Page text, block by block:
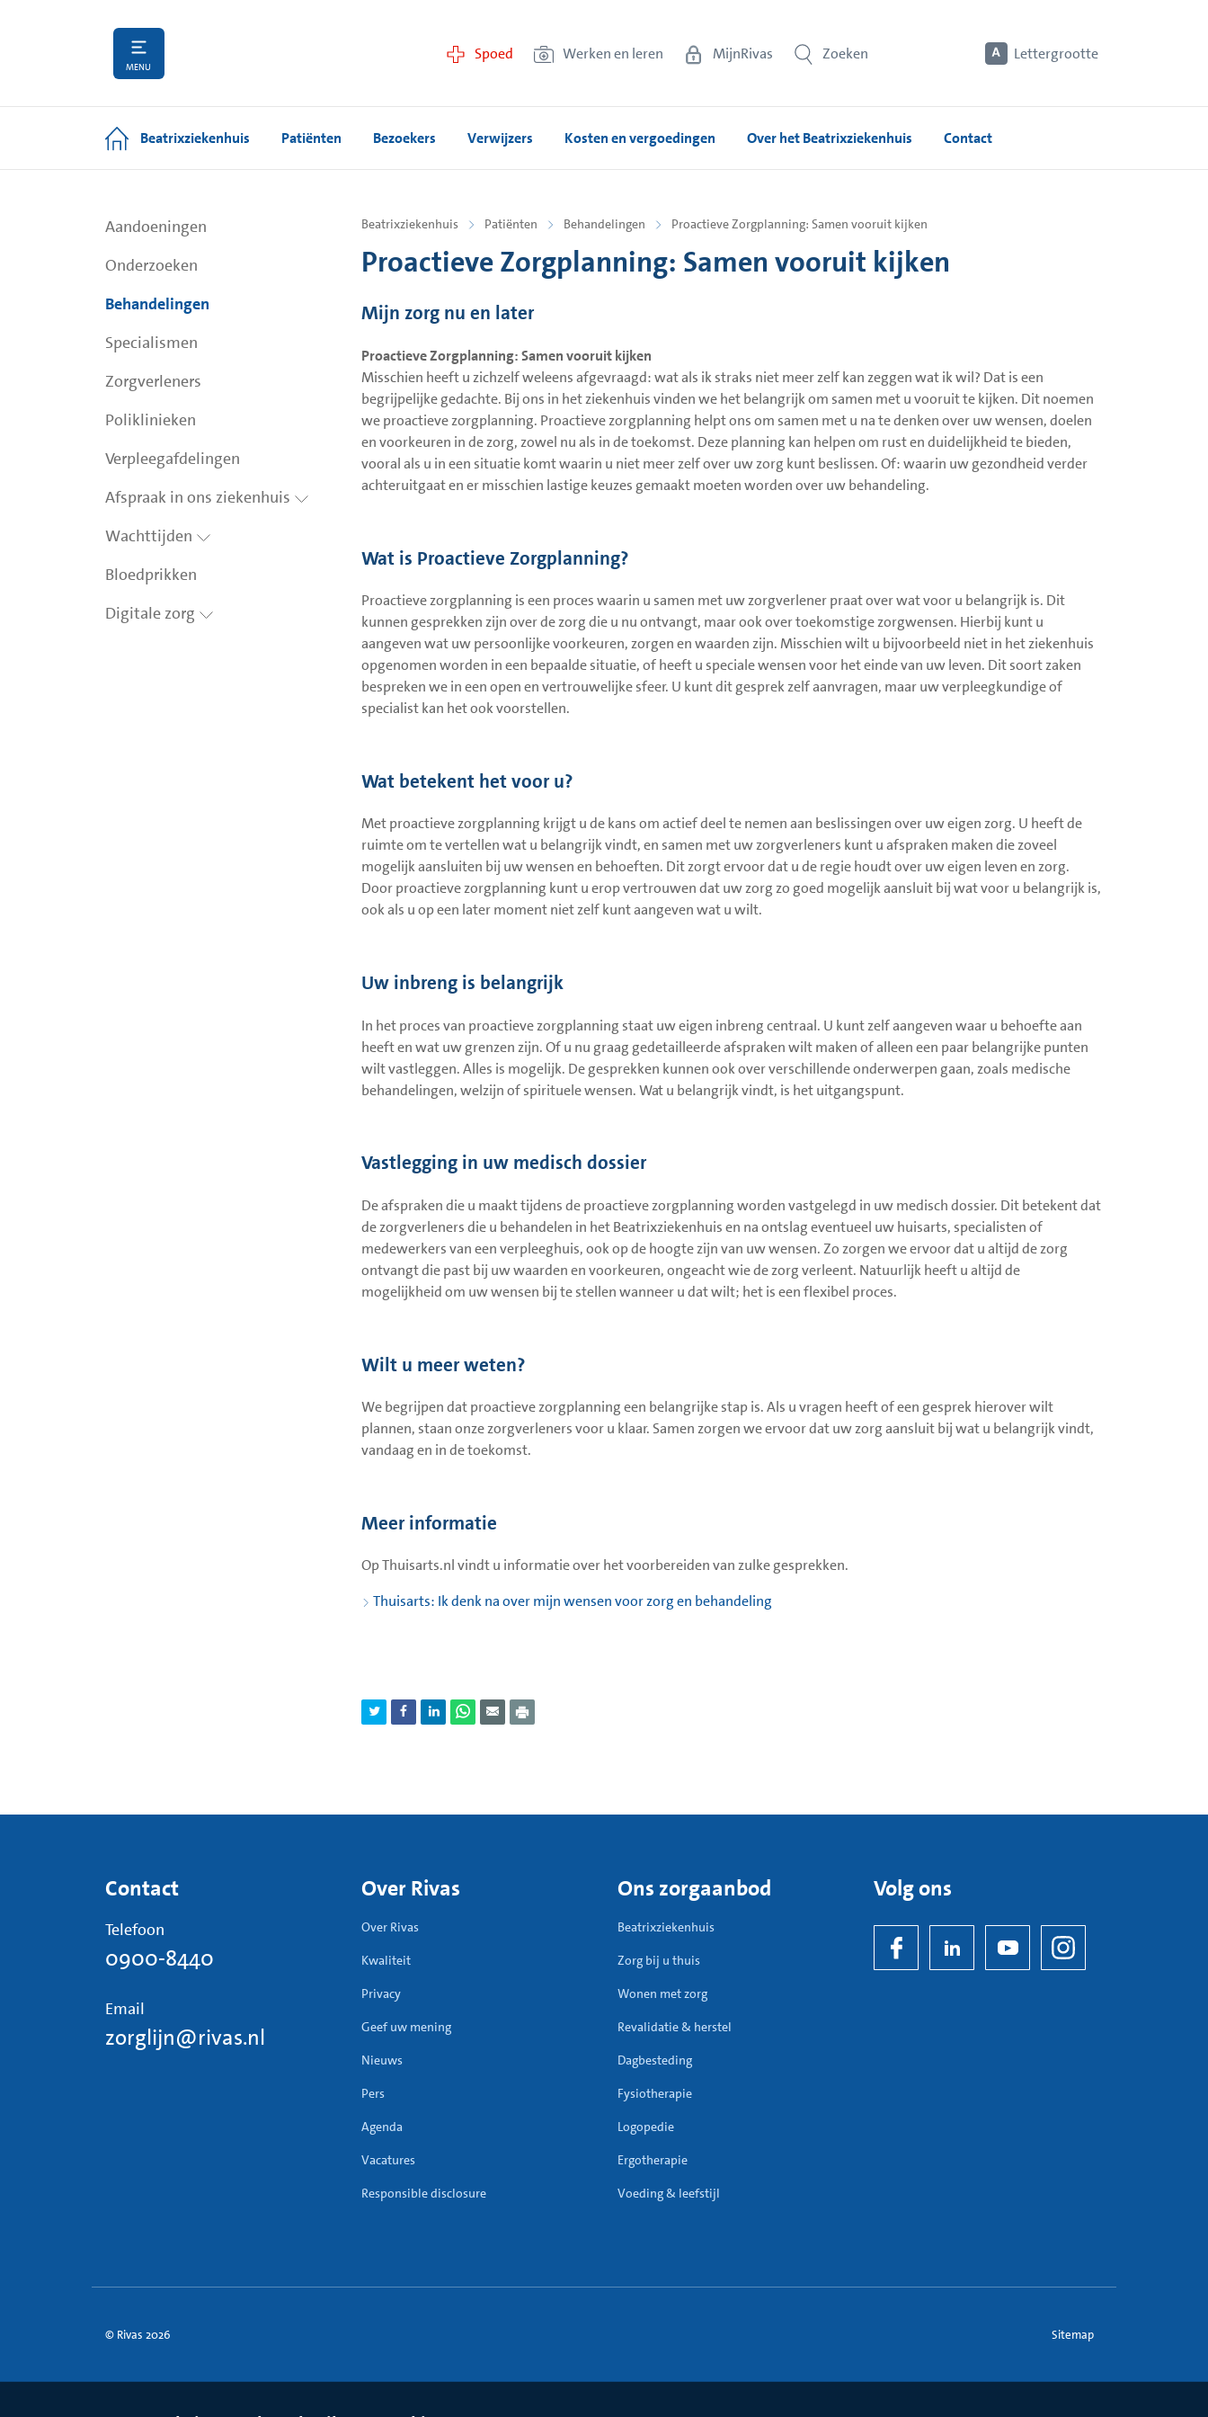
MENU
Spoed Werken en leren MijnRivas Zoeken Lettergrootte
Beatrixziekenhuis Patiënten Bezoekers Verwijzers Kosten en vergoedingen Over het Beatrixziekenhuis Contact
Aandoeningen
Onderzoeken
Behandelingen
Specialismen
Zorgverleners
Poliklinieken
Verpleegafdelingen
Afspraak in ons ziekenhuis
Wachttijden
Bloedprikken
Digitale zorg
Beatrixziekenhuis Patiënten Behandelingen Proactieve Zorgplanning: Samen vooruit kijken
Proactieve Zorgplanning: Samen vooruit kijken
Mijn zorg nu en later
Proactieve Zorgplanning: Samen vooruit kijken
Misschien heeft u zichzelf weleens afgevraagd: wat als ik straks niet meer zelf kan zeggen wat ik wil? Dat is een
begrijpelijke gedachte. Bij ons in het ziekenhuis vinden we het belangrijk om samen met u vooruit te kijken. Dit noemen
we proactieve zorgplanning. Proactieve zorgplanning helpt ons om samen met u na te denken over uw wensen, doelen
en voorkeuren in de zorg, zowel nu als in de toekomst. Deze planning kan helpen om rust en duidelijkheid te bieden,
vooral als u in een situatie komt waarin u niet meer zelf over uw zorg kunt beslissen. Of: waarin uw gezondheid verder
achteruitgaat en er misschien lastige keuzes gemaakt moeten worden over uw behandeling.
Wat is Proactieve Zorgplanning?
Proactieve zorgplanning is een proces waarin u samen met uw zorgverlener praat over wat voor u belangrijk is. Dit
kunnen gesprekken zijn over de zorg die u nu ontvangt, maar ook over toekomstige zorgwensen. Hierbij kunt u
aangeven wat uw persoonlijke voorkeuren, zorgen en waarden zijn. Misschien wilt u bijvoorbeeld niet in het ziekenhuis
opgenomen worden in een bepaalde situatie, of heeft u speciale wensen voor het einde van uw leven. Dit soort zaken
bespreken we in een open en vertrouwelijke sfeer. U kunt dit gesprek zelf aanvragen, maar uw verpleegkundige of
specialist kan het ook voorstellen.
Wat betekent het voor u?
Met proactieve zorgplanning krijgt u de kans om actief deel te nemen aan beslissingen over uw eigen zorg. U heeft de
ruimte om te vertellen wat u belangrijk vindt, en samen met uw zorgverleners kunt u afspraken maken die zoveel
mogelijk aansluiten bij uw wensen en behoeften. Dit zorgt ervoor dat u de regie houdt over uw eigen leven en zorg.
Door proactieve zorgplanning kunt u erop vertrouwen dat uw zorg zo goed mogelijk aansluit bij wat voor u belangrijk is,
ook als u op een later moment niet zelf kunt aangeven wat u wilt.
Uw inbreng is belangrijk
In het proces van proactieve zorgplanning staat uw eigen inbreng centraal. U kunt zelf aangeven waar u behoefte aan
heeft en wat uw grenzen zijn. Of u nu graag gedetailleerde afspraken wilt maken of alleen een paar belangrijke punten
wilt vastleggen. Alles is mogelijk. De gesprekken kunnen ook over verschillende onderwerpen gaan, zoals medische
behandelingen, welzijn of spirituele wensen. Wat u belangrijk vindt, is het uitgangspunt.
Vastlegging in uw medisch dossier
De afspraken die u maakt tijdens de proactieve zorgplanning worden vastgelegd in uw medisch dossier. Dit betekent dat
de zorgverleners die u behandelen in het Beatrixziekenhuis en na ontslag eventueel uw huisarts, specialisten of
medewerkers van een verpleeghuis, ook op de hoogte zijn van uw wensen. Zo zorgen we ervoor dat u altijd de zorg
ontvangt die past bij uw waarden en voorkeuren, ongeacht wie de zorg verleent. Natuurlijk heeft u altijd de
mogelijkheid om uw wensen bij te stellen wanneer u dat wilt; het is een flexibel proces.
Wilt u meer weten?
We begrijpen dat proactieve zorgplanning een belangrijke stap is. Als u vragen heeft of een gesprek hierover wilt
plannen, staan onze zorgverleners voor u klaar. Samen zorgen we ervoor dat uw zorg aansluit bij wat u belangrijk vindt,
vandaag en in de toekomst.
Meer informatie
Op Thuisarts.nl vindt u informatie over het voorbereiden van zulke gesprekken.
Thuisarts: Ik denk na over mijn wensen voor zorg en behandeling
Contact
Telefoon
0900-8440
Email
zorglijn@rivas.nl
Over Rivas
Over Rivas
Kwaliteit
Privacy
Geef uw mening
Nieuws
Pers
Agenda
Vacatures
Responsible disclosure
Ons zorgaanbod
Beatrixziekenhuis
Zorg bij u thuis
Wonen met zorg
Revalidatie & herstel
Dagbesteding
Fysiotherapie
Logopedie
Ergotherapie
Voeding & leefstijl
Volg ons
© Rivas 2026 Sitemap